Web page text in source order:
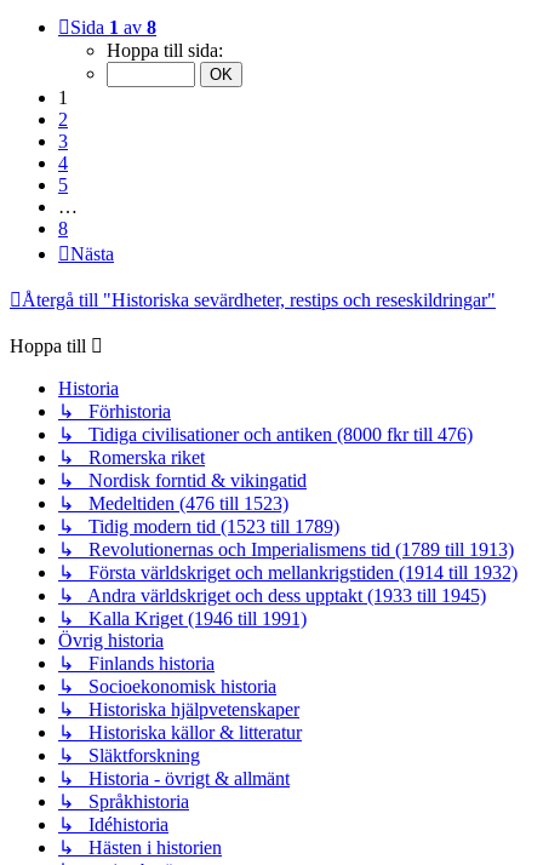
Sida 1 av 8
Hoppa till sida:
1
2
3
4
5
…
8
Nästa
Återgå till "Historiska sevärdheter, restips och reseskildringar"
Hoppa till
Historia
↳ Förhistoria
↳ Tidiga civilisationer och antiken (8000 fkr till 476)
↳ Romerska riket
↳ Nordisk forntid & vikingatid
↳ Medeltiden (476 till 1523)
↳ Tidig modern tid (1523 till 1789)
↳ Revolutionernas och Imperialismens tid (1789 till 1913)
↳ Första världskriget och mellankrigstiden (1914 till 1932)
↳ Andra världskriget och dess upptakt (1933 till 1945)
↳ Kalla Kriget (1946 till 1991)
Övrig historia
↳ Finlands historia
↳ Socioekonomisk historia
↳ Historiska hjälpvetenskaper
↳ Historiska källor & litteratur
↳ Släktforskning
↳ Historia - övrigt & allmänt
↳ Språkhistoria
↳ Idéhistoria
↳ Hästen i historien